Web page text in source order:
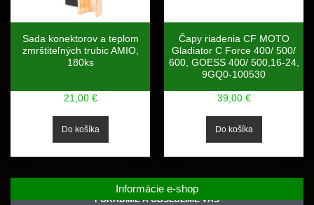
Sada konektorov a teplom
zmrštiteľných trubic AMIO,
180ks
21,00 €
Čapy riadenia CF MOTO
Gladiator C Force 400/ 500/
600, GOESS 400/ 500,16-24,
9GQ0-100530
39,00 €
Informácie e-shop
PORADÍME A OBSLÚŽIME VÁS